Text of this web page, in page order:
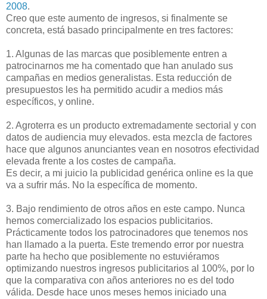
2008.
Creo que este aumento de ingresos, si finalmente se
concreta, está basado principalmente en tres factores:
1. Algunas de las marcas que posiblemente entren a
patrocinarnos me ha comentado que han anulado sus
campañas en medios generalistas. Esta reducción de
presupuestos les ha permitido acudir a medios más
específicos, y online.
2. Agroterra es un producto extremadamente sectorial y con
datos de audiencia muy elevados. esta mezcla de factores
hace que algunos anunciantes vean en nosotros efectividad
elevada frente a los costes de campaña.
Es decir, a mi juicio la publicidad genérica online es la que
va a sufrir más. No la específica de momento.
3. Bajo rendimiento de otros años en este campo. Nunca
hemos comercializado los espacios publicitarios.
Prácticamente todos los patrocinadores que tenemos nos
han llamado a la puerta. Este tremendo error por nuestra
parte ha hecho que posiblemente no estuviéramos
optimizando nuestros ingresos publicitarios al 100%, por lo
que la comparativa con años anteriores no es del todo
válida. Desde hace unos meses hemos iniciado una